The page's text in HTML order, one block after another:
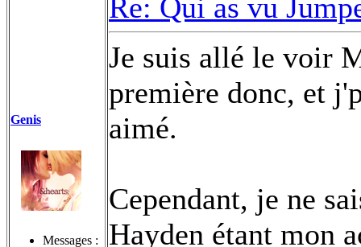
Genis
Messages :
Re: Qui as vu
Je suis allé le voir
première donc, et
aimé.
Cependant, je ne
Hayden étant mon